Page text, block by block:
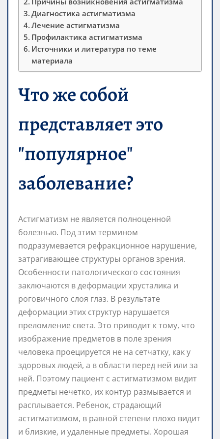
Диагностика астигматизма
Лечение астигматизма
Профилактика астигматизма
Источники и литература по теме
материала
Что же собой
представляет это
"популярное"
заболевание?
Астигматизм не является полноценной
болезнью. Под этим термином
подразумевается рефракционное нарушение,
затрагивающее структуры органов зрения.
Особенности патологического состояния
заключаются в деформации хрусталика и
роговичного слоя глаз. В результате
деформации этих структур нарушается
преломление света. Это приводит к тому, что
изображение предметов в поле зрения
человека проецируется не на сетчатку, как у
здоровых людей, а в области перед ней или за
ней. Поэтому пациент с астигматизмом видит
предметы нечетко, их контур размывается и
расплывается. Ребенок, страдающий
астигматизмом, в равной степени плохо видит
и близкие, и удаленные предметы. Хорошая